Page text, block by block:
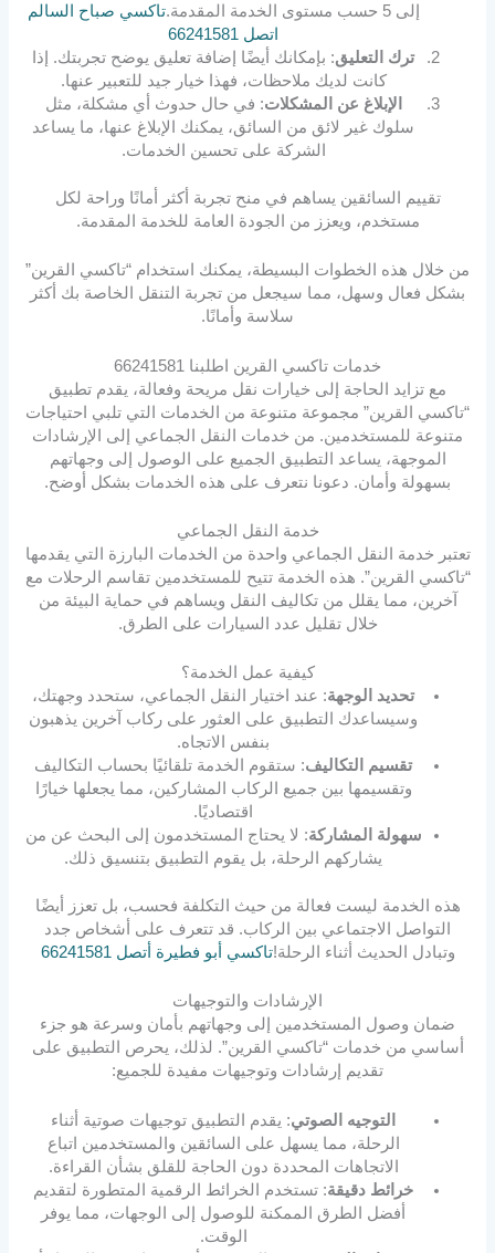
إلى 5 حسب مستوى الخدمة المقدمة.
تاكسي صباح السالم
اتصل 66241581
ترك التعليق: بإمكانك أيضًا إضافة تعليق يوضح تجربتك. إذا
كانت لديك ملاحظات، فهذا خيار جيد للتعبير عنها.
الإبلاغ عن المشكلات: في حال حدوث أي مشكلة، مثل
سلوك غير لائق من السائق، يمكنك الإبلاغ عنها، ما يساعد
الشركة على تحسين الخدمات.
تقييم السائقين يساهم في منح تجربة أكثر أمانًا وراحة لكل
مستخدم، ويعزز من الجودة العامة للخدمة المقدمة.
من خلال هذه الخطوات البسيطة، يمكنك استخدام “تاكسي القرين”
بشكل فعال وسهل، مما سيجعل من تجربة التنقل الخاصة بك أكثر
سلاسة وأمانًا.
خدمات تاكسي القرين اطلبنا 66241581
مع تزايد الحاجة إلى خيارات نقل مريحة وفعالة، يقدم تطبيق
“تاكسي القرين” مجموعة متنوعة من الخدمات التي تلبي احتياجات
متنوعة للمستخدمين. من خدمات النقل الجماعي إلى الإرشادات
الموجهة، يساعد التطبيق الجميع على الوصول إلى وجهاتهم
بسهولة وأمان. دعونا نتعرف على هذه الخدمات بشكل أوضح.
خدمة النقل الجماعي
تعتبر خدمة النقل الجماعي واحدة من الخدمات البارزة التي يقدمها
“تاكسي القرين”. هذه الخدمة تتيح للمستخدمين تقاسم الرحلات مع
آخرين، مما يقلل من تكاليف النقل ويساهم في حماية البيئة من
خلال تقليل عدد السيارات على الطرق.
كيفية عمل الخدمة؟
تحديد الوجهة: عند اختيار النقل الجماعي، ستحدد وجهتك،
وسيساعدك التطبيق على العثور على ركاب آخرين يذهبون
بنفس الاتجاه.
تقسيم التكاليف: ستقوم الخدمة تلقائيًا بحساب التكاليف
وتقسيمها بين جميع الركاب المشاركين، مما يجعلها خيارًا
اقتصاديًا.
سهولة المشاركة: لا يحتاج المستخدمون إلى البحث عن من
يشاركهم الرحلة، بل يقوم التطبيق بتنسيق ذلك.
هذه الخدمة ليست فعالة من حيث التكلفة فحسب، بل تعزز أيضًا
التواصل الاجتماعي بين الركاب. قد تتعرف على أشخاص جدد
وتبادل الحديث أثناء الرحلة!تاكسي أبو فطيرة أتصل 66241581
الإرشادات والتوجيهات
ضمان وصول المستخدمين إلى وجهاتهم بأمان وسرعة هو جزء
أساسي من خدمات “تاكسي القرين”. لذلك، يحرص التطبيق على
تقديم إرشادات وتوجيهات مفيدة للجميع:
التوجيه الصوتي: يقدم التطبيق توجيهات صوتية أثناء
الرحلة، مما يسهل على السائقين والمستخدمين اتباع
الاتجاهات المحددة دون الحاجة للقلق بشأن القراءة.
خرائط دقيقة: تستخدم الخرائط الرقمية المتطورة لتقديم
أفضل الطرق الممكنة للوصول إلى الوجهات، مما يوفر
الوقت.